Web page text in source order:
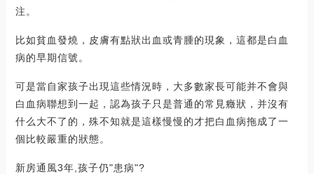
注。
比如貧血發燒，皮膚有點狀出血或青腫的現象，這都是白血
病的早期信號。
可是當自家孩子出現這些情況時，大多數家長可能并不會與
白血病聯想到一起，認為孩子只是普通的常見癥狀，并沒有
什么大不了的，殊不知就是這樣慢慢的才把白血病拖成了一
個比較嚴重的狀態。
新房通風3年,孩子仍"患病"?